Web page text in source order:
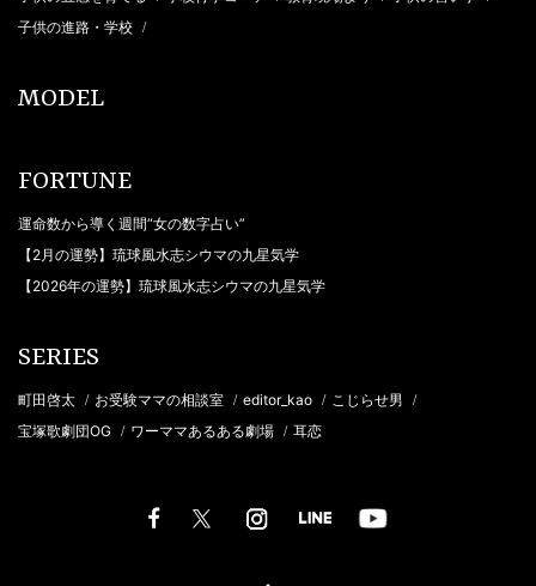
子供の進路・学校 /
MODEL
FORTUNE
運命数から導く週間“女の数字占い”
【2月の運勢】琉球風水志シウマの九星気学
【2026年の運勢】琉球風水志シウマの九星気学
SERIES
町田啓太 / お受験ママの相談室 / editor_kao / こじらせ男 /
宝塚歌劇団OG / ワーママあるある劇場 / 耳恋